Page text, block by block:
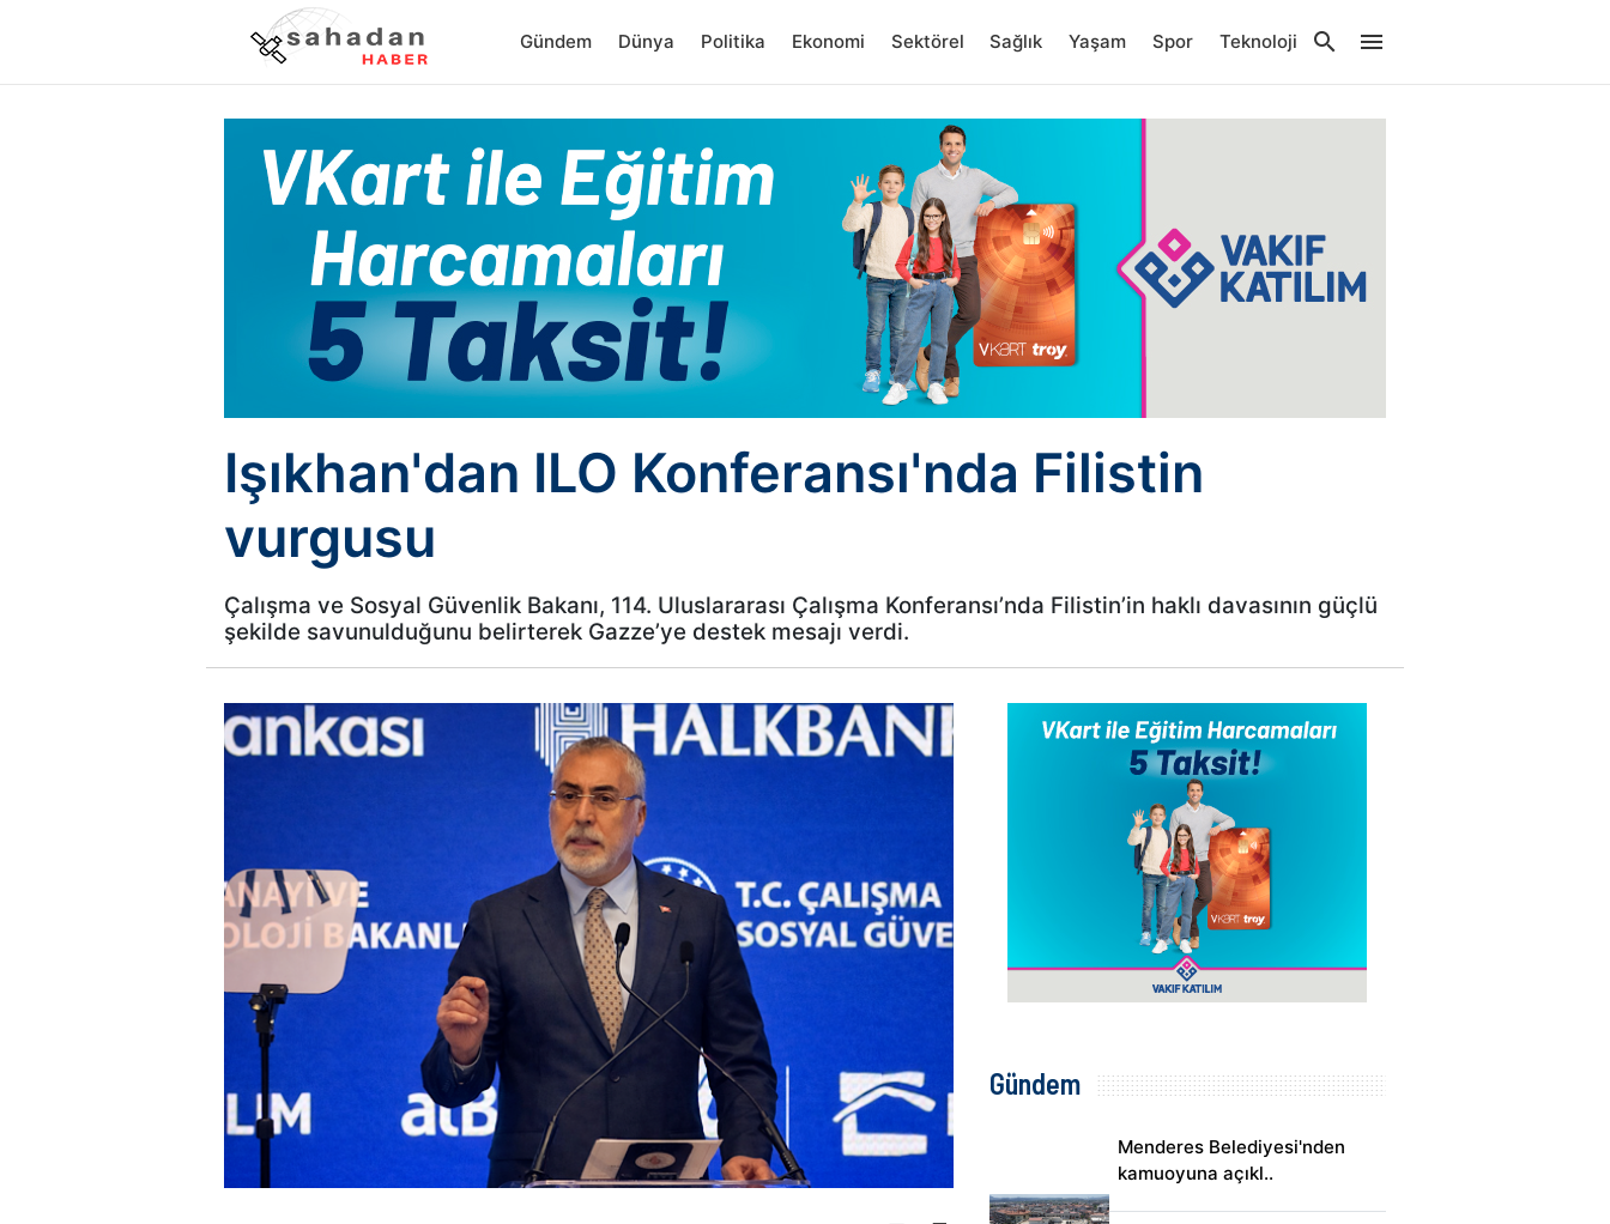
Gündem Dünya Politika Ekonomi Sektörel Sağlık Yaşam Spor Teknoloji
Işıkhan'dan ILO Konferansı'nda Filistin
vurgusu
Çalışma ve Sosyal Güvenlik Bakanı, 114. Uluslararası Çalışma Konferansı’nda Filistin’in haklı davasının güçlü
şekilde savunulduğunu belirterek Gazze’ye destek mesajı verdi.
Gündem
Menderes Belediyesi'nden
kamuoyuna açıkl..